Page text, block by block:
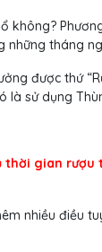
không?
tháng
được thứ
là sử dụng
gian
nhiều điều